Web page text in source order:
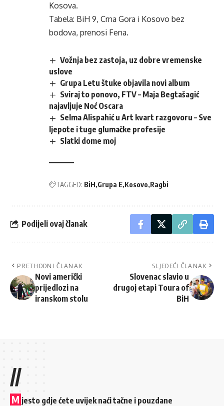
Kosova.
Tabela: BiH 9, Crna Gora i Kosovo bez
bodova, prenosi Fena.
Vožnja bez zastoja, uz dobre vremenske
uslove
Grupa Letu štuke objavila novi album
Sviraj to ponovo, FTV – Maja Begtašagić
najavljuje Noć Oscara
Selma Alispahić u Art kvart razgovoru – Sve
ljepote i tuge glumačke profesije
Slatki dome moj
TAGGED: BiH Grupa E Kosovo Ragbi
Podijeli ovaj članak
PRETHODNI ČLANAK
Novi američki
prijedlozi na
iranskom stolu
SLJEDEĆI ČLANAK
Slovenac slavio u
drugoj etapi Toura of
BiH
//
M jesto gdje ćete uvijek naći tačne i pouzdane